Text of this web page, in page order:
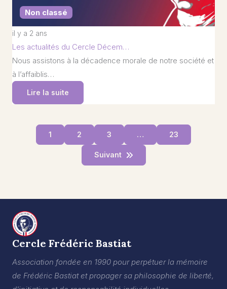
Non classé
il y a 2 ans
Les actualités du Cercle Décem…
Nous assistons à la décadence morale de notre société et
à l’affaiblis…
Lire la suite
1 2 3 … 23
Suivant
Cercle Frédéric Bastiat
Association fondée en 1990 pour perpétuer la mémoire
de Frédéric Bastiat et propager sa philosophie de liberté,